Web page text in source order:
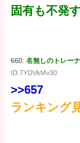
固有も不発
660:名無しのトレー
ID:7YDVkMv30
>>657
ランキング